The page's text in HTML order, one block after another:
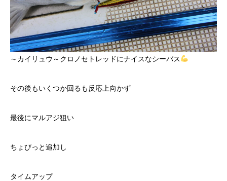
～カイリュウ～クロノセトレッドにナイスなシーバス
その後もいくつか回るも反応上向かず
最後にマルアジ狙い
ちょびっと追加し
タイムアップ